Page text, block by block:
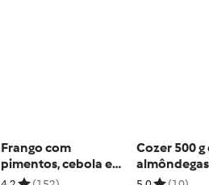
Frango com
pimentos, cebola e
arroz
Cozer 500 g
almôndegas